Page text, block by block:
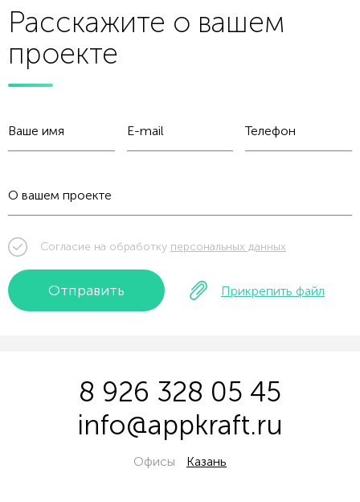
Расскажите о вашем
проекте
Отправить Прикрепить файл
Согласие на обработку персональных данных
8 926 328 05 45
info@appkraft.ru
Офисы Казань